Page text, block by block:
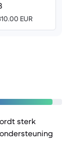
EUR
sterk